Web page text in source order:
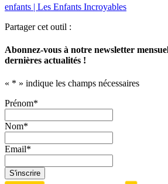
enfants | Les Enfants Incroyables
Partager cet outil :
Abonnez-vous à notre newsletter
dernières actualités !
« * » indique les champs nécessaires
Prénom*
Nom*
Email*
S'inscrire